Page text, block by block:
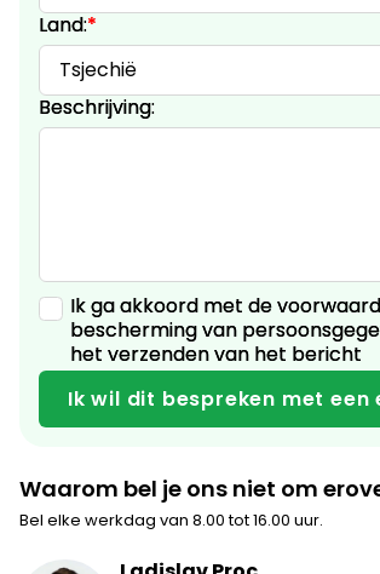
Land:*
Beschrijving:
Ik ga akkoord met de
bescherming van
het verzenden van het bericht
Waarom bel je ons niet om
Bel elke werkdag van 8.00 tot 16.00 uur.